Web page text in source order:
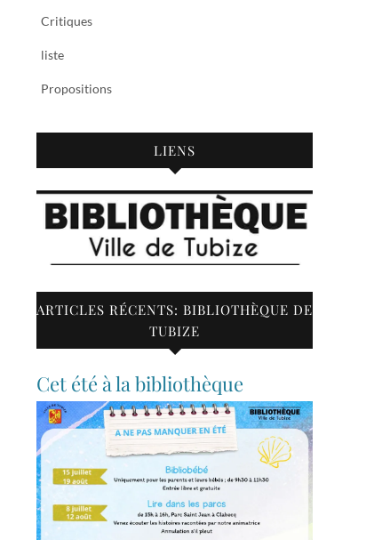
Critiques
liste
Propositions
LIENS
ARTICLES RÉCENTS: BIBLIOTHÈQUE DE
TUBIZE
Cet été à la bibliothèque